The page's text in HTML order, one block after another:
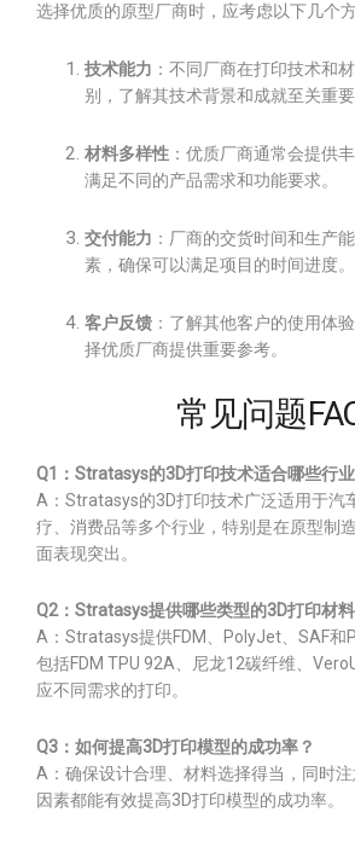
选择优质的原型厂商时，应考虑以下几个方
技术能力 ：不同厂商在打印技术和
别，了解其技术背景和成就至关重要
材料多样性 ：优质厂商通常会提供
满足不同的产品需求和功能要求。
交付能力 ：厂商的交货时间和生产
素，确保可以满足项目的时间进度。
客户反馈 ：了解其他客户的使用体
择优质厂商提供重要参考。
常见问题
Q1：Stratasys的3D打印技术适合哪些行业
A：Stratasys的3D打印技术广泛适用于汽
疗、消费品等多个行业，特别是在原型制
面表现突出。
Q2：Stratasys提供哪些类型的3D打印材料
A：Stratasys提供FDM、PolyJet、SAF和
包括FDM TPU 92A、尼龙12碳纤维、
应不同需求的打印。
Q3：如何提高3D打印模型的成功率？
A：确保设计合理、材料选择得当，同时
因素都能有效提高3D打印模型的成功率。